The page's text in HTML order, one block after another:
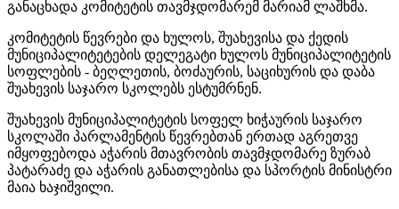
განაცხადა კომიტეტის თავმჯდომარემ მარიამ ლაშხმა.
კომიტეტის წევრები და ხულოს, შუახევისა და ქედის
მუნიციპალიტეტების დელეგატი ხულოს მუნიციპალიტეტის
სოფლების - ბეღლეთის, ბოძაურის, საციხურის და დაბა
შუახევის საჯარო სკოლებს ესტუმრნენ.
შუახევის მუნიციპალიტეტის სოფელ ხიჭაურის საჯარო
სკოლაში პარლამენტის წევრებთან ერთად აგრეთვე
იმყოფებოდა აჭარის მთავრობის თავმჯდომარე ზურაბ
პატარაძე და აჭარის განათლებისა და სპორტის მინისტრი
მაია ხაჯიშვილი.